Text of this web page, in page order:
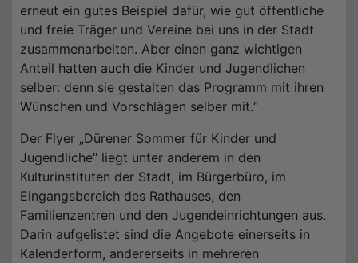
erneut ein gutes Beispiel dafür, wie gut öffentliche
und freie Träger und Vereine bei uns in der Stadt
zusammenarbeiten. Aber einen ganz wichtigen
Anteil hatten auch die Kinder und Jugendlichen
selber: denn sie gestalten das Programm mit ihren
Wünschen und Vorschlägen selber mit.“
Der Flyer „Dürener Sommer für Kinder und
Jugendliche“ liegt unter anderem in den
Kulturinstituten der Stadt, im Bürgerbüro, im
Eingangsbereich des Rathauses, den
Familienzentren und den Jugendeinrichtungen aus.
Darin aufgelistet sind die Angebote einerseits in
Kalenderform, andererseits in mehreren